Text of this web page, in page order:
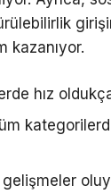
kazanıyor.
hız
gelişmeler